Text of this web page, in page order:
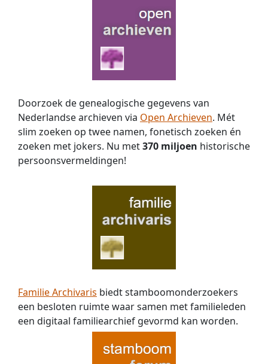
Doorzoek de genealogische gegevens van
Nederlandse archieven via Open Archieven. Mét
slim zoeken op twee namen, fonetisch zoeken én
zoeken met jokers. Nu met370 miljoen historische
persoons­vermeldingen!
Familie Archivaris biedt stamboomonderzoekers
een besloten ruimte waar samen met familieleden
een digitaal familiearchief gevormd kan worden.